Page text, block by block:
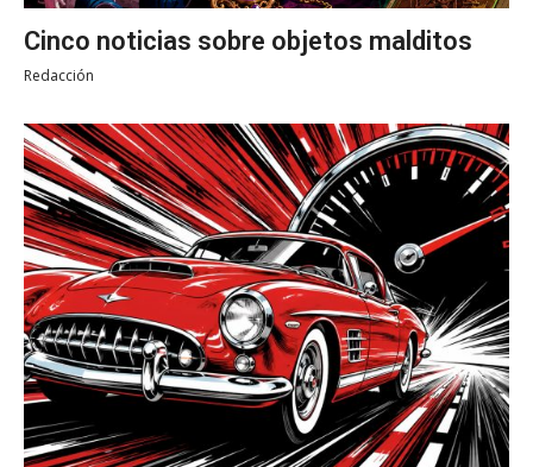
Cinco noticias sobre objetos malditos
Redacción